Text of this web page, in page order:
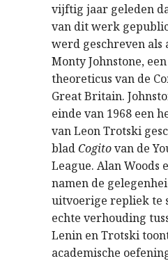
vijftig jaar geleden
van dit werk
werd geschreven als
Monty Johnstone,
theoreticus van de
Great Britain.
einde van 1968 een
van Leon Trotski
bladCogitovan de
League. Alan Woods
namen de
uitvoerige repliek te
echte verhouding
Lenin en Trotski
academische